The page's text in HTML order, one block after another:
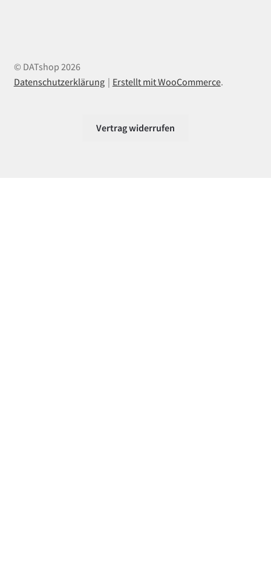
© DATshop 2026
Datenschutzerklärung
Erstellt mit WooCommerce.
Vertrag widerrufen